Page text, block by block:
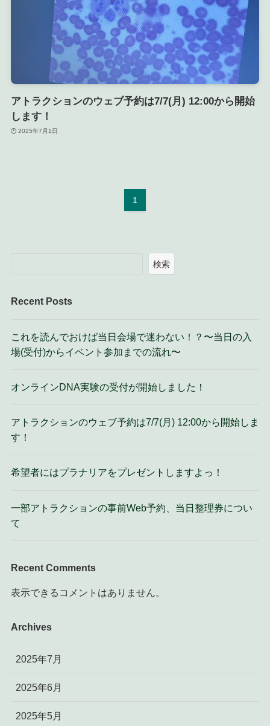
アトラクションのウェブ予約は7/7(月) 12:00から開始
します！
2025年7月1日
1
検索
Recent Posts
これを読んでおけば当日会場で迷わない！？〜当日の入
場(受付)からイベント参加までの流れ〜
オンラインDNA実験の受付が開始しました！
アトラクションのウェブ予約は7/7(月) 12:00から開始しま
す！
希望者にはプラナリアをプレゼントしますよっ！
一部アトラクションの事前Web予約、当日整理券につい
て
Recent Comments
表示できるコメントはありません。
Archives
2025年7月
2025年6月
2025年5月